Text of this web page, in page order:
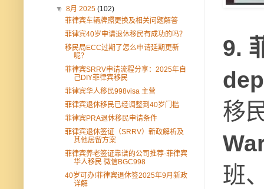
9.
移
班
▼8月 2025(102)
菲律宾车辆牌照更换及相关问题解答
菲律宾40岁申请退休移民有成功的吗？
移民局ECC过期了怎么申请延期更新
呢？
菲律宾SRRV申请流程分享：2025年自
己DIY菲律宾移民
菲律宾华人移民998visa 主营
菲律宾退休移民已经调整到40岁门槛
菲律宾PRA退休移民申请条件
菲律宾退休签证（SRRV）新政解析及
其他居留方案
菲律宾养老签证靠谱的公司推荐-菲律宾
华人移民 微信BGC998
40岁可办!菲律宾退休签2025年9月新政
详解